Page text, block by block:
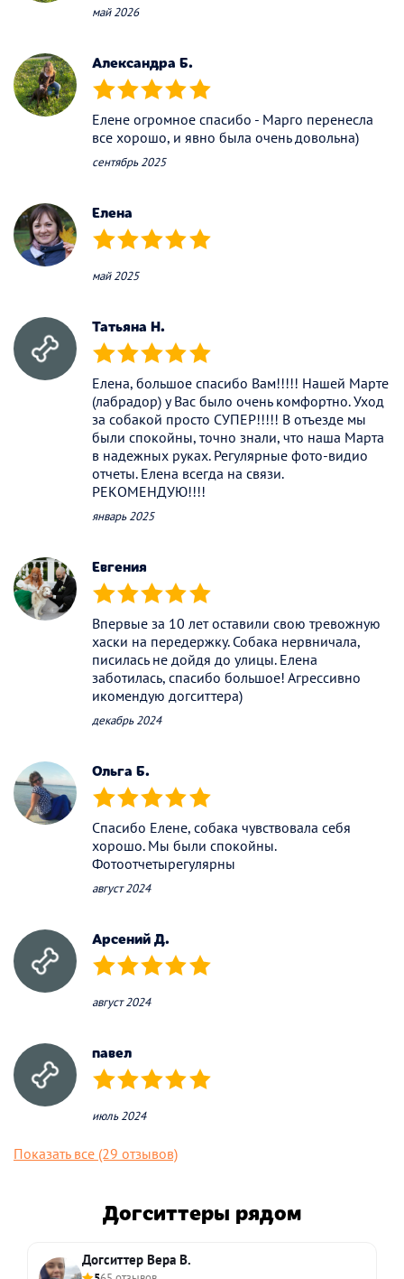
май 2026
Александра Б.
(*) (*) (*) (*) (*)
Елене огромное спасибо - Марго перенесла
все хорошо, и явно была очень довольна)
сентябрь 2025
Елена
(*) (*) (*) (*) (*)
май 2025
Татьяна Н.
(*) (*) (*) (*) (*)
Елена, большое спасибо Вам!!!!! Нашей Марте
(лабрадор) у Вас было очень комфортно. Уход
за собакой просто СУПЕР!!!!! В отъезде мы
были спокойны, точно знали, что наша Марта
в надежных руках. Регулярные фото-видио
отчеты. Елена всегда на связи.
РЕКОМЕНДУЮ!!!!
январь 2025
Евгения
(*) (*) (*) (*) (*)
Впервые за 10 лет оставили свою тревожную
хаски на передержку. Собака нервничала,
писилась не дойдя до улицы. Елена
заботилась, спасибо большое! Агрессивно
икомендую догситтера)
декабрь 2024
Ольга Б.
(*) (*) (*) (*) (*)
Спасибо Елене, собака чувствовала себя
хорошо. Мы были спокойны.
Фотоотчетырегулярны
август 2024
Арсений Д.
(*) (*) (*) (*) (*)
август 2024
павел
(*) (*) (*) (*) (*)
июль 2024
Показать все (29 отзывов)
Догситтеры рядом
Догситтер Вера В.